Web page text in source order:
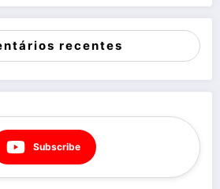
recentes
Subscribe